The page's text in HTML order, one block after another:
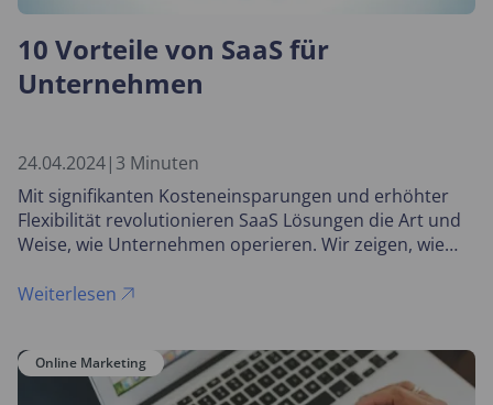
10 Vorteile von SaaS für
Unternehmen
24.04.2024| 3 Minuten
Mit signifikanten Kosteneinsparungen und erhöhter
Flexibilität revolutionieren SaaS Lösungen die Art und
Weise, wie Unternehmen operieren. Wir zeigen, wie
modernes Geschäftsmanagement wird.
Weiterlesen
Online Marketing